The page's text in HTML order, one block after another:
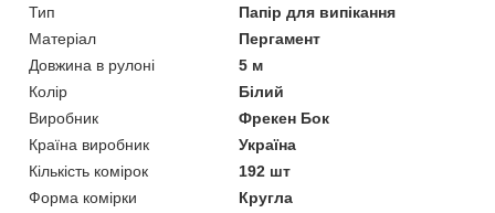
Тип
Папір для випікання
Матеріал
Пергамент
Довжина в рулоні
5 м
Колір
Білий
Виробник
Фрекен Бок
Країна виробник
Україна
Кількість комірок
192 шт
Форма комірки
Кругла